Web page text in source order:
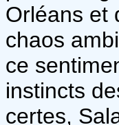
Orléans et
chaos
ce
instincts
certes,